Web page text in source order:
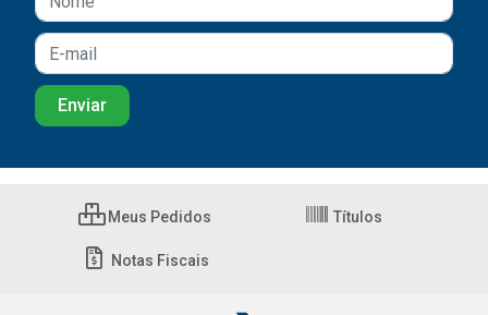
Meus Pedidos Títulos
Notas Fiscais